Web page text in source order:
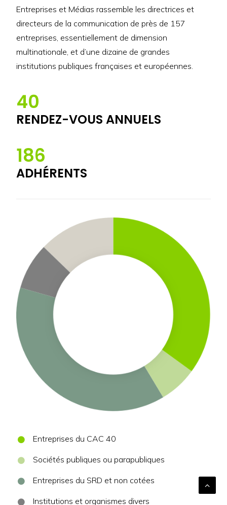
Entreprises et Médias rassemble les directrices et
directeurs de la communication de près de 157
entreprises, essentiellement de dimension
multinationale, et d’une dizaine de grandes
institutions publiques françaises et européennes.
40
RENDEZ-VOUS ANNUELS
186
ADHÉRENTS
Entreprises du CAC 40
Sociétés publiques ou parapubliques
Entreprises du SRD et non cotées
Institutions et organismes divers